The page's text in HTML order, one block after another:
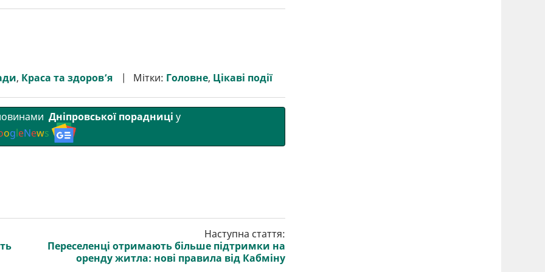
, Краса та здоров’я Мітки: Головне, Цікаві події
Дніпровської порадниці у
ogleNews
Наступна стаття:
Переселенці отримають більше підтримки на
оренду житла: нові правила від Кабміну